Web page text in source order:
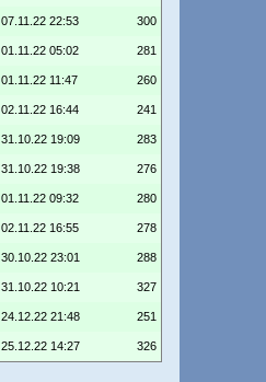
07.11.22 22:53 300
01.11.22 05:02 281
01.11.22 11:47 260
02.11.22 16:44 241
31.10.22 19:09 283
31.10.22 19:38 276
01.11.22 09:32 280
02.11.22 16:55 278
30.10.22 23:01 288
31.10.22 10:21 327
24.12.22 21:48 251
25.12.22 14:27 326